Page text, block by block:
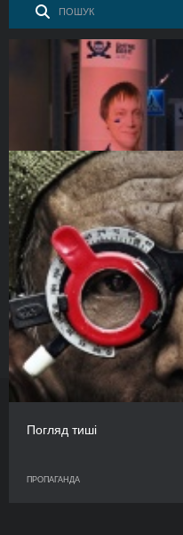
Звідки з'являється пил і
ПРОПАГАНДА
Погляд тиші
ПРОПАГАНДА
ЖУРНАЛ